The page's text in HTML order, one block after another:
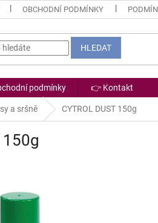
OBCHODNÍ PODMÍNKY
HLEDAT
podmínky 👉 Kontakt
a sršně CYTROL DUST 150g
150g